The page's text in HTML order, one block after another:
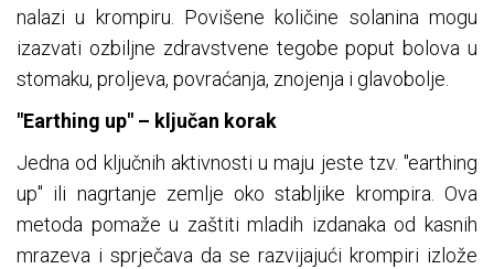
nalazi u krompiru. Povišene količine solanina mogu
izazvati ozbiljne zdravstvene tegobe poput bolova u
stomaku, proljeva, povraćanja, znojenja i glavobolje.
"Earthing up" – ključan korak
Jedna od ključnih aktivnosti u maju jeste tzv. "earthing
up" ili nagrtanje zemlje oko stabljike krompira. Ova
metoda pomaže u zaštiti mladih izdanaka od kasnih
mrazeva i sprječava da se razvijajući krompiri izlože